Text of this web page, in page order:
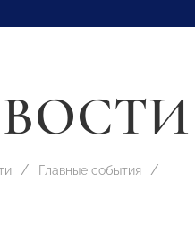
Главные события